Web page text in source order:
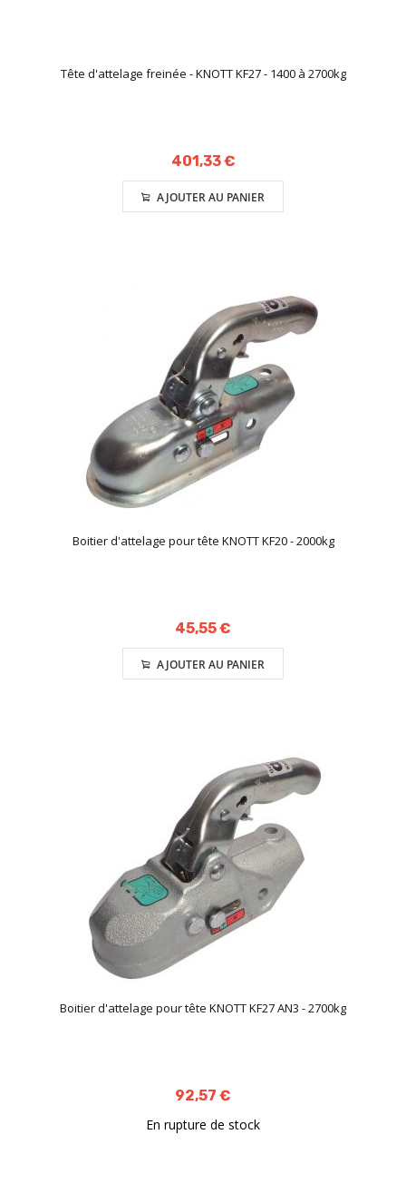
Tête d'attelage freinée - KNOTT KF27 - 1400 à 2700kg
401,33 €
AJOUTER AU PANIER
Boitier d'attelage pour tête KNOTT KF20 - 2000kg
45,55 €
AJOUTER AU PANIER
Boitier d'attelage pour tête KNOTT KF27 AN3 - 2700kg
92,57 €
En rupture de stock